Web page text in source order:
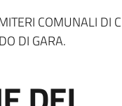
COMUNALI
DI GARA.